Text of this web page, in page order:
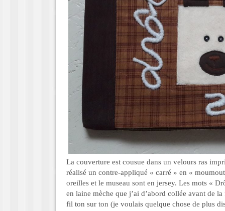
La couverture est cousue dans un velours ras
réalisé un contre-appliqué « carré » en «
oreilles et le museau sont en jersey. Les mots «
en laine mèche que j’ai d’abord collée avant de
fil ton sur ton (je voulais quelque chose de plus